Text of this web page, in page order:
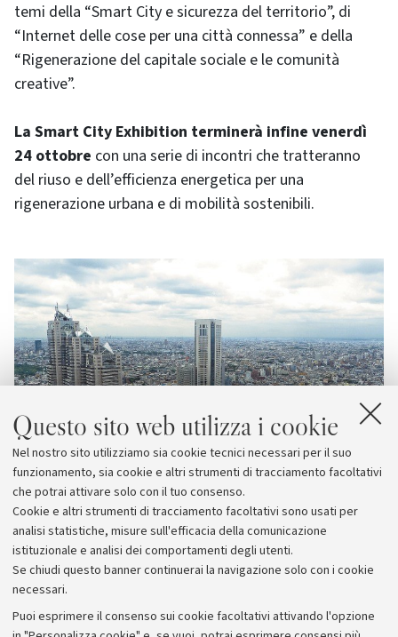
Questo sito web utilizza i cookie
Nel nostro sito utilizziamo sia cookie tecnici necessari per il suo
funzionamento, sia cookie e altri strumenti di tracciamento facoltativi
che potrai attivare solo con il tuo consenso.
Cookie e altri strumenti di tracciamento facoltativi sono usati per
analisi statistiche, misure sull'efficacia della comunicazione
istituzionale e analisi dei comportamenti degli utenti.
Se chiudi questo banner continuerai la navigazione solo con i cookie
necessari.
Puoi esprimere il consenso sui cookie facoltativi attivando l'opzione
temi della “Smart City e sicurezza del territorio”, di
“Internet delle cose per una città connessa” e della
“Rigenerazione del capitale sociale e le comunità
creative”.
La Smart City Exhibition terminerà infine venerdì
24 ottobre con una serie di incontri che tratteranno
del riuso e dell’efficienza energetica per una
rigenerazione urbana e di mobilità sostenibili.
Archivio